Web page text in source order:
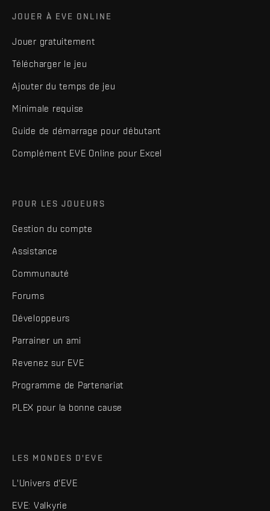
JOUER À EVE ONLINE
Jouer gratuitement
Télécharger le jeu
Ajouter du temps de jeu
Minimale requise
Guide de démarrage pour débutant
Complément EVE Online pour Excel
POUR LES JOUEURS
Gestion du compte
Assistance
Communauté
Forums
Développeurs
Parrainer un ami
Revenez sur EVE
Programme de Partenariat
PLEX pour la bonne cause
LES MONDES D'EVE
L'Univers d'EVE
EVE: Valkyrie